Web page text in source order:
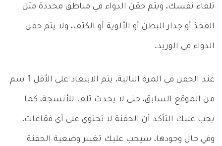
تلقاء نفسك، ويتم حقن الدواء في مناطق محددة مثل
الفخذ أو جدار البطن أو الألوية أو الكتف، ولا يتم حقن
الدواء في الوريد.
عند الحقن في المرة التالية، يتم الابتعاد على الأقل 1 سم
من الموقع السابق، حتى لا يحدث تلف للأنسجة، كما
يجب عليك التأكد أن الحقنة لا تحتوي على أي فقاعات،
وفي حال وجودها، سيجب عليك تغيير وضعية الحقنة